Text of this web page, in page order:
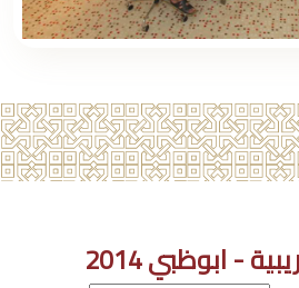
- ابوظبي 2014